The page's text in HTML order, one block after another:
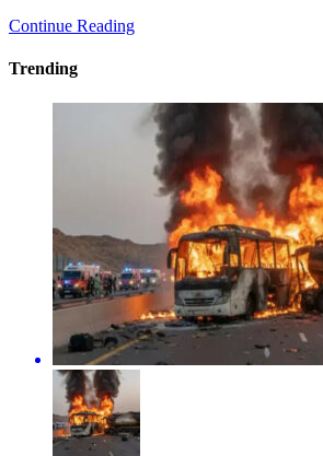
Continue Reading
Trending